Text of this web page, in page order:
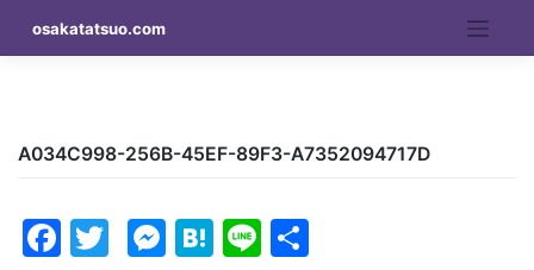
content
osakatatsuo.com
A034C998-256B-45EF-89F3-A7352094717D
Facebook
Twitter
Messenger
Hatena
Line